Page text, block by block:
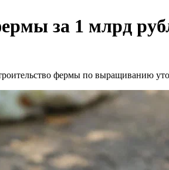
за 1 млрд
фермы по выращиванию